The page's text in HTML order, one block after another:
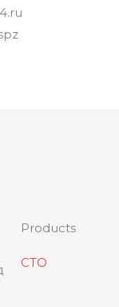
Products
СТО